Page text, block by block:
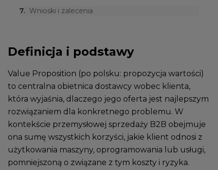
7. Wnioski i zalecenia
Definicja i podstawy
Value Proposition (po polsku: propozycja wartości)
to centralna obietnica dostawcy wobec klienta,
która wyjaśnia, dlaczego jego oferta jest najlepszym
rozwiązaniem dla konkretnego problemu. W
kontekście przemysłowej sprzedaży B2B obejmuje
ona sumę wszystkich korzyści, jakie klient odnosi z
użytkowania maszyny, oprogramowania lub usługi,
pomniejszoną o związane z tym koszty i ryzyka.